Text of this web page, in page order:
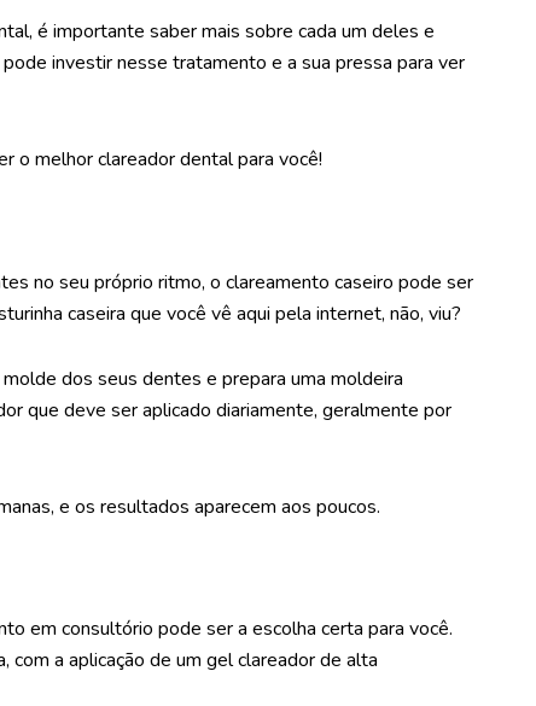
é importante saber mais sobre cada um deles e
investir nesse tratamento e a sua pressa para ver
o melhor clareador dental para você!
no seu próprio ritmo, o clareamento caseiro pode ser
caseira que você vê aqui pela internet, não, viu?
dos seus dentes e prepara uma moldeira
que deve ser aplicado diariamente, geralmente por
e os resultados aparecem aos poucos.
em consultório pode ser a escolha certa para você.
a aplicação de um gel clareador de alta